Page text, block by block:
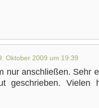
Oktober 2009 um 19:39
nur anschließen. Sehr
geschrieben. Vielen